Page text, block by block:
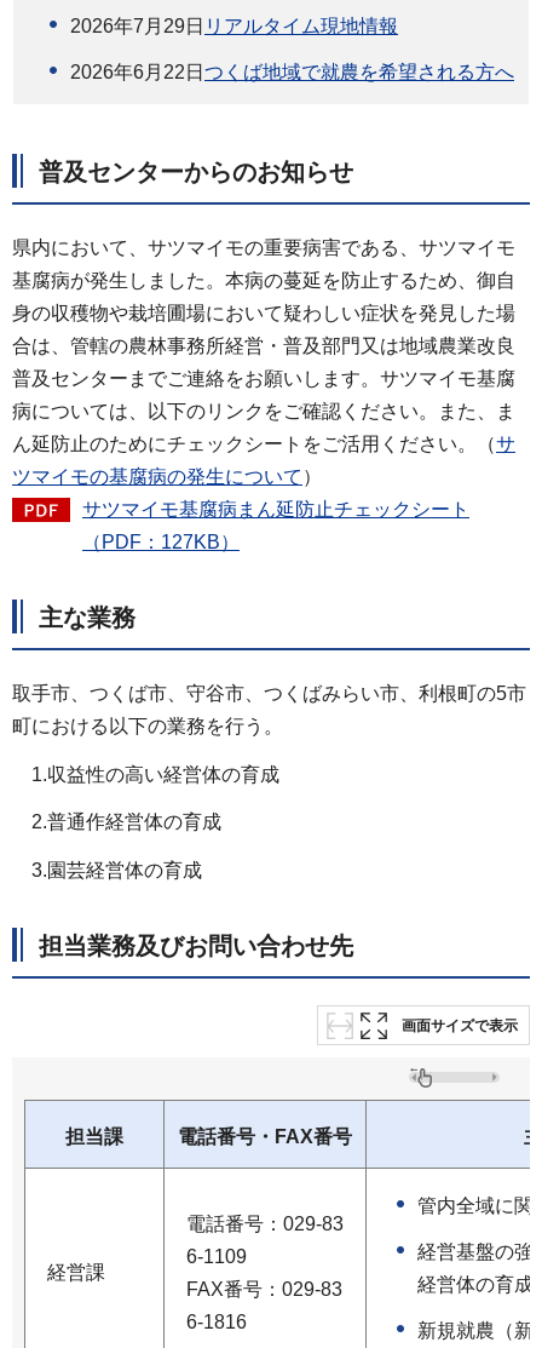
2026年7月29日 リアルタイム現地情報
2026年6月22日 つくば地域で就農を希望される方へ
普及センターからのお知らせ
県内において、サツマイモの重要病害である、サツマイモ
基腐病が発生しました。本病の蔓延を防止するため、御自
身の収穫物や栽培圃場において疑わしい症状を発見した場
合は、管轄の農林事務所経営・普及部門又は地域農業改良
普及センターまでご連絡をお願いします。サツマイモ基腐
病については、以下のリンクをご確認ください。また、ま
ん延防止のためにチェックシートをご活用ください。（サ
ツマイモの基腐病の発生について ）
サツマイモ基腐病まん延防止チェックシート
（PDF：127KB）
主な業務
取手市、つくば市、守谷市、つくばみらい市、利根町の5市
町における以下の業務を行う。
1.収益性の高い経営体の育成
2.普通作経営体の育成
3.園芸経営体の育成
担当業務及びお問い合わせ先
画面サイズで表示
担当課 電話番号・FAX番号
経営課
電話番号：029-83
6-1109
FAX番号：029-83
6-1816
管内全域に関
経営基盤の強
経営体の育成
新規就農（新